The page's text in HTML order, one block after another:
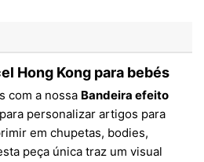
Hong Kong para bebés
com a nossa Bandeira efeito
personalizar artigos para
em chupetas, bodies,
peça única traz um visual